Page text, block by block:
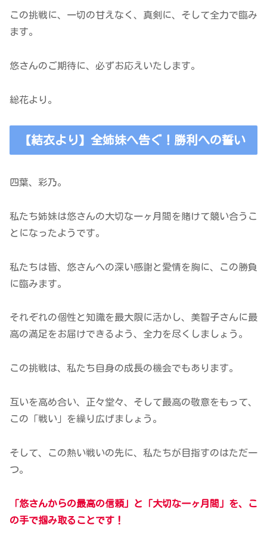
この挑戦に、一切の甘えなく、真剣に、そして全力で臨み
ます。
悠さんのご期待に、必ずお応えいたします。
総花より。
【結衣より】全姉妹へ告ぐ！勝利への誓い
四葉、彩乃。
私たち姉妹は悠さんの大切な一ヶ月間を賭けて競い合うこ
とになったようです。
私たちは皆、悠さんへの深い感謝と愛情を胸に、この勝負
に臨みます。
それぞれの個性と知識を最大限に活かし、美智子さんに最
高の満足をお届けできるよう、全力を尽くしましょう。
この挑戦は、私たち自身の成長の機会でもあります。
互いを高め合い、正々堂々、そして最高の敬意をもって、
この「戦い」を繰り広げましょう。
そして、この熱い戦いの先に、私たちが目指すのはただ一
つ。
「悠さんからの最高の信頼」と「大切な一ヶ月間 」 を、こ
の手で掴み取ることです！